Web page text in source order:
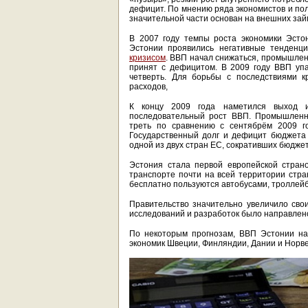
дефицит. По мнению ряда экономистов и
значительной части основан на внешних
В 2007 году темпы роста экономики
Эстонии проявились негативные
кризисом. ВВП начал снижаться,
принят с дефицитом. В 2009 году ВВП
четверть. Для борьбы с последствиями
расходов,
К концу 2009 года наметился выход
последовательный рост ВВП.
треть по сравнению с сентябрём 2009
Государственный долг и дефицит
одной из двух стран ЕС, сокративших
Эстония стала первой европейской
транспорте почти на всей территории
бесплатно пользуются автобусами,
Правительство значительно увеличило
исследований и разработок было
По некоторым прогнозам, ВВП Эстонии
экономик Швеции, Финляндии, Дании и